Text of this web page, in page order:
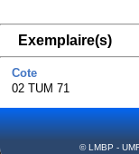
Exemplaire(s)
Cote
02 TUM 71
© LMBP -